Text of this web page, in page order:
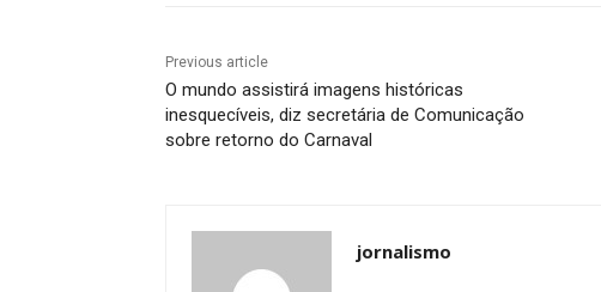
Previous article
O mundo assistirá imagens históricas
inesquecíveis, diz secretária de Comunicação
sobre retorno do Carnaval
jornalismo